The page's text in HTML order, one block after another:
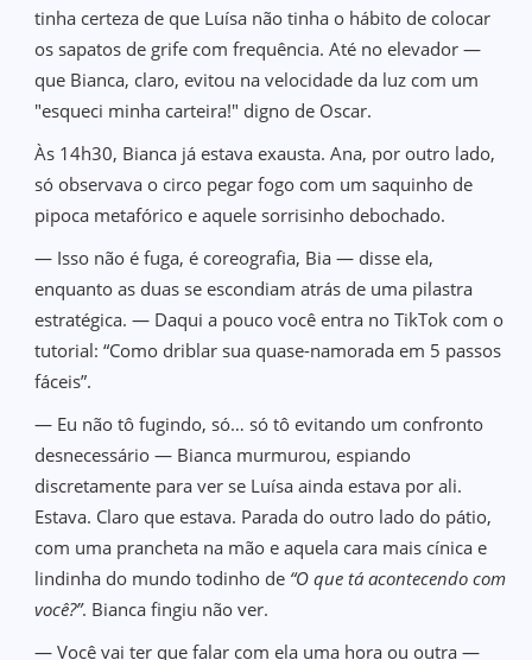
tinha certeza de que Luísa não tinha o hábito de colocar
os sapatos de grife com frequência. Até no elevador —
que Bianca, claro, evitou na velocidade da luz com um
"esqueci minha carteira!" digno de Oscar.
Às 14h30, Bianca já estava exausta. Ana, por outro lado,
só observava o circo pegar fogo com um saquinho de
pipoca metafórico e aquele sorrisinho debochado.
— Isso não é fuga, é coreografia, Bia — disse ela,
enquanto as duas se escondiam atrás de uma pilastra
estratégica. — Daqui a pouco você entra no TikTok com o
tutorial: “Como driblar sua quase-namorada em 5 passos
fáceis”.
— Eu não tô fugindo, só… só tô evitando um confronto
desnecessário — Bianca murmurou, espiando
discretamente para ver se Luísa ainda estava por ali.
Estava. Claro que estava. Parada do outro lado do pátio,
com uma prancheta na mão e aquela cara mais cínica e
lindinha do mundo todinho de “O que tá acontecendo com
você?”. Bianca fingiu não ver.
— Você vai ter que falar com ela uma hora ou outra —